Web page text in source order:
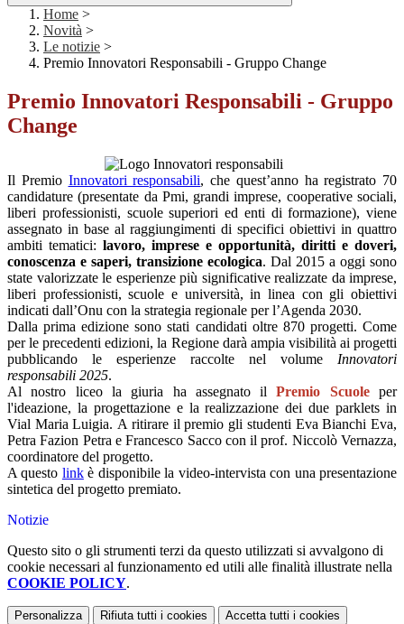
Home >
Novità >
Le notizie >
Premio Innovatori Responsabili - Gruppo Change
Premio Innovatori Responsabili - Gruppo
Change
Il Premio Innovatori responsabili, che quest’anno ha registrato 70
candidature (presentate da Pmi, grandi imprese, cooperative sociali,
liberi professionisti, scuole superiori ed enti di formazione), viene
assegnato in base al raggiungimenti di specifici obiettivi in quattro
ambiti tematici: lavoro, imprese e opportunità, diritti e doveri,
conoscenza e saperi, transizione ecologica. Dal 2015 a oggi sono
state valorizzate le esperienze più significative realizzate da imprese,
liberi professionisti, scuole e università, in linea con gli obiettivi
indicati dall’Onu con la strategia regionale per l’Agenda 2030.
Dalla prima edizione sono stati candidati oltre 870 progetti. Come
per le precedenti edizioni, la Regione darà ampia visibilità ai progetti
pubblicando le esperienze raccolte nel volume Innovatori
responsabili 2025.
Al nostro liceo la giuria ha assegnato il
Premio Scuoleper
l'ideazione, la progettazione e la realizzazione dei due parklets in
Vial Maria Luigia. A ritirare il premio gli studenti Eva Bianchi Eva,
Petra Fazion Petra e Francesco Sacco con il prof. Niccolò Vernazza,
coordinatore del progetto.
A questo linkè disponibile la video-intervista con una presentazione
sintetica del progetto premiato.
Notizie
Questo sito o gli strumenti terzi da questo utilizzati si avvalgono di
cookie necessari al funzionamento ed utili alle finalità illustrate nella
COOKIE POLICY.
Personalizza Rifiuta tutti i cookies Accetta tutti i cookies